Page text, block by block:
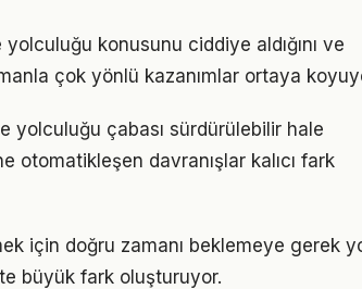
konusunu ciddiye aldığını ve
çok yönlü kazanımlar ortaya
yolculuğu çabası sürdürülebilir hale
otomatikleşen davranışlar kalıcı fark
için doğru zamanı beklemeye gerek
büyük fark oluşturuyor.